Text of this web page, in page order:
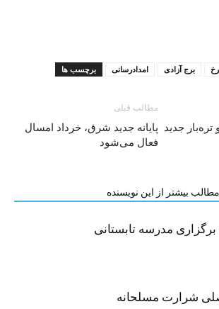
برچسب ها امدادرسانی برج آزادی
مطالب قبلی
پایانه جدید شرق، خرداد امسال
فعال می‌شود
و تره‌بار جدید
مطالب بیشتر از این نویسنده
برگزاری مدرسه تابستانی
شرارت مسلحانه